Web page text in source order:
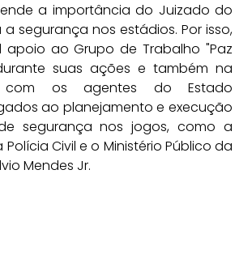
a importância do Juizado do
segurança nos estádios. Por isso,
ao Grupo de Trabalho "Paz
suas ações e também na
com os agentes do Estado
ao planejamento e execução
segurança nos jogos, como a
Polícia Civil e o Ministério Público da
Mendes Jr.